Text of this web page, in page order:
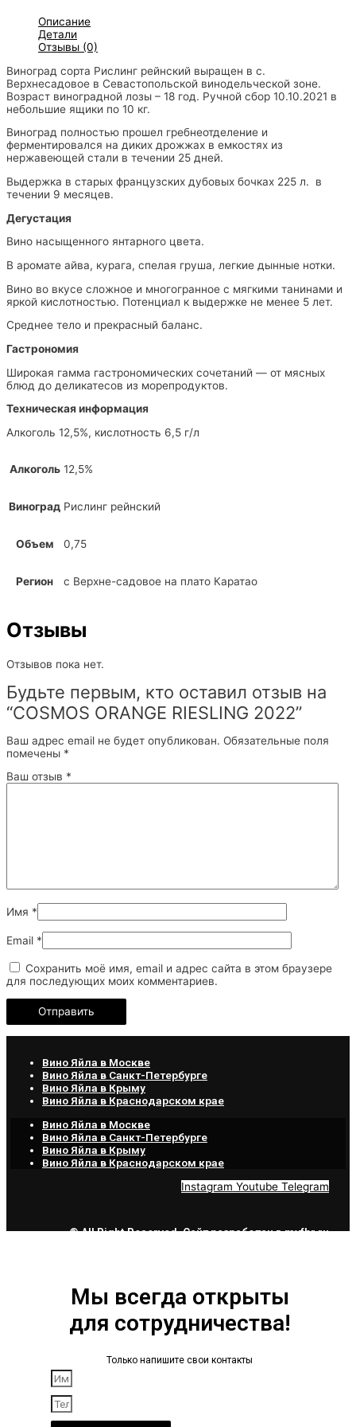
Описание
Детали
Отзывы (0)
Виноград сорта Рислинг рейнский выращен в с.
Верхнесадовое в Севастопольской винодельческой зоне.
Возраст виноградной лозы – 18 год. Ручной сбор 10.10.2021 в
небольшие ящики по 10 кг.
Виноград полностью прошел гребнеотделение и
ферментировался на диких дрожжах в емкостях из
нержавеющей стали в течении 25 дней.
Выдержка в старых французских дубовых бочках 225 л. в
течении 9 месяцев.
Дегустация
Вино насыщенного янтарного цвета.
В аромате айва, курага, спелая груша, легкие дынные нотки.
Вино во вкусе сложное и многогранное с мягкими танинами и
яркой кислотностью. Потенциал к выдержке не менее 5 лет.
Среднее тело и прекрасный баланс.
Гастрономия
Широкая гамма гастрономических сочетаний — от мясных
блюд до деликатесов из морепродуктов.
Техническая информация
Алкоголь 12,5%, кислотность 6,5 г/л
Алкоголь 12,5%
Виноград Рислинг рейнский
Объем 0,75
Регион с Верхне-садовое на плато Каратао
Отзывы
Отзывов пока нет.
Будьте первым, кто оставил отзыв на
“COSMOS ORANGE RIESLING 2022”
Ваш адрес email не будет опубликован. Обязательные поля
помечены *
Ваш отзыв *
Имя *
Email *
Сохранить моё имя, email и адрес сайта в этом браузере
для последующих моих комментариев.
Вино Яйла в Москве
Вино Яйла в Санкт-Петербурге
Вино Яйла в Крыму
Вино Яйла в Краснодарском крае
Вино Яйла в Москве
Вино Яйла в Санкт-Петербурге
Вино Яйла в Крыму
Вино Яйла в Краснодарском крае
Instagram Youtube Telegram
© All Right Reserved. Сайт разработан вmyfbr.ru
Мы всегда открыты
для сотрудничества!
Только напишите свои контакты